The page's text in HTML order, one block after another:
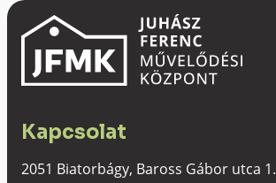
Kapcsolat
2051 Biatorbágy, Baross Gábor utca 1.